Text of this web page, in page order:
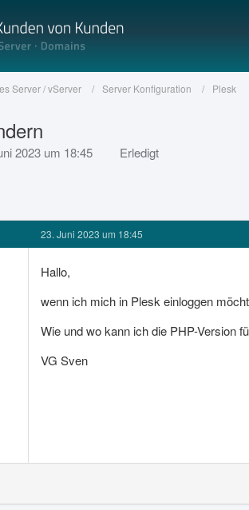
Server / vServer Server Konfiguration Plesk
2023 um 18:45 Erledigt
23. Juni 2023 um 18:45
Hallo,
wenn ich mich in Plesk einloggen
Wie und wo kann ich die PHP-Version
VG Sven